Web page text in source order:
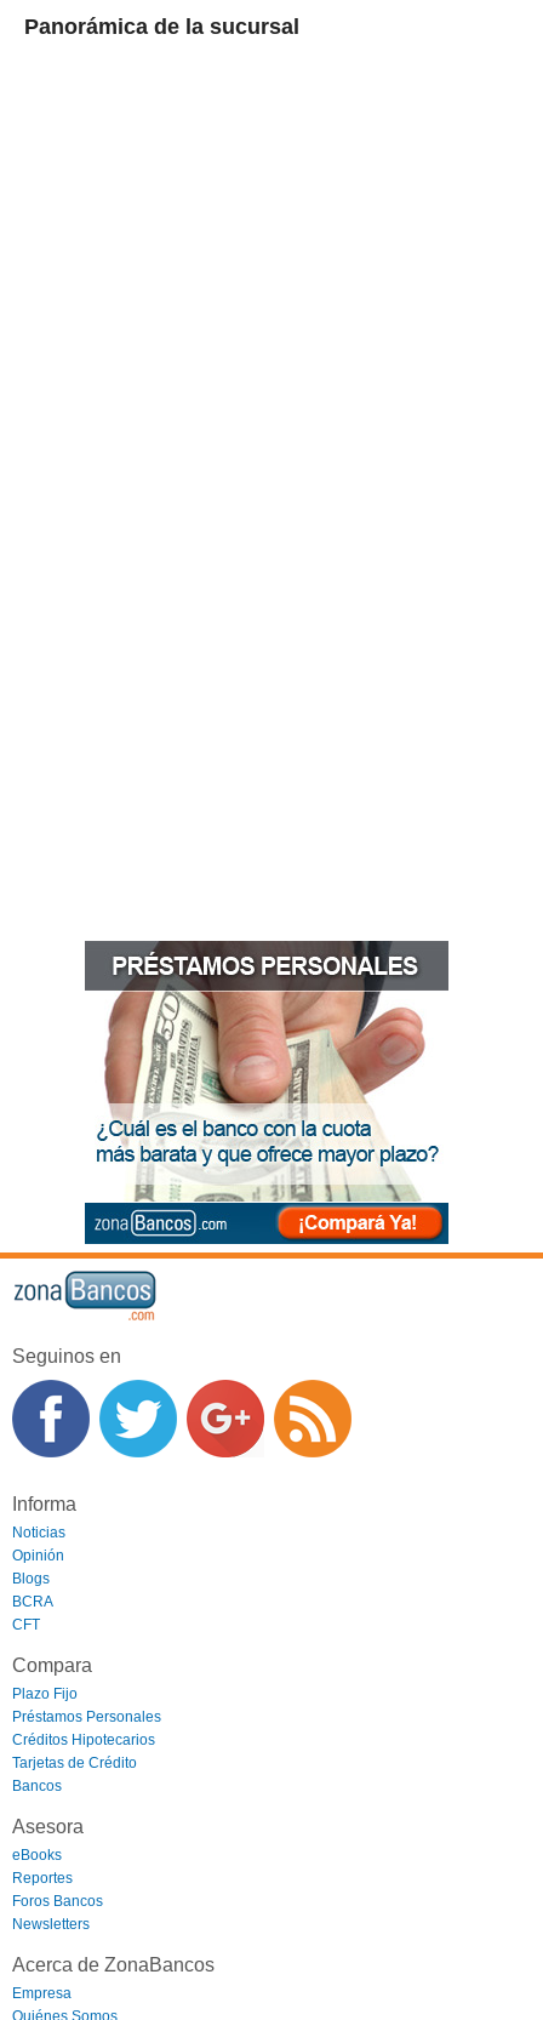
Panorámica de la sucursal
Seguinos en
Informa
Noticias
Opinión
Blogs
BCRA
CFT
Compara
Plazo Fijo
Préstamos Personales
Créditos Hipotecarios
Tarjetas de Crédito
Bancos
Asesora
eBooks
Reportes
Foros Bancos
Newsletters
Acerca de ZonaBancos
Empresa
Quiénes Somos